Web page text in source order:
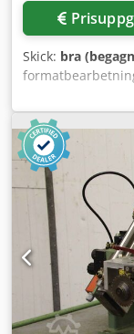
Skick: bra
fräsaggregat,
kapaggregat,
2
Polerhjul: Ø 145
Fräsaggregat:
typeskyltar -
Hyzhjtok -Pris/
1200/800/H590